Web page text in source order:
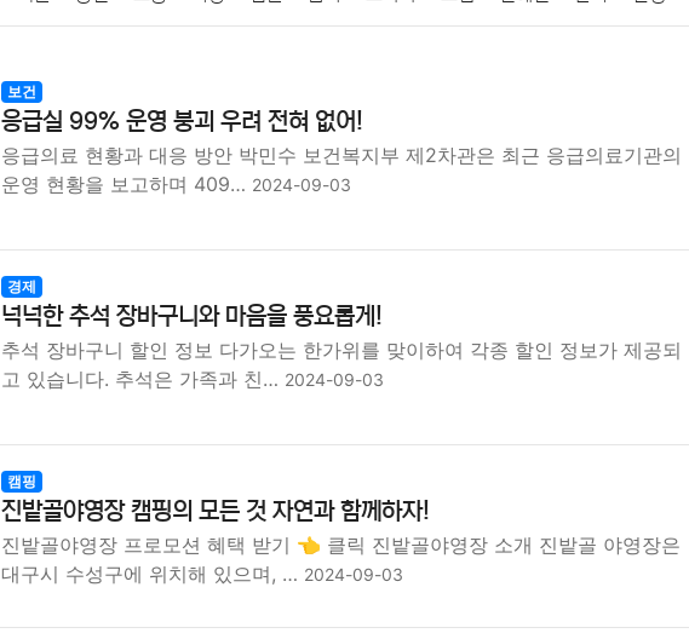
기술 종교 사회 정치 건강 의료
보건
응급실 99% 운영 붕괴 우려 전혀 없어!
응급의료 현황과 대응 방안 박민수 보건복지부 제2차관은 최근 응급의료기관의
운영 현황을 보고하며 409… 2024-09-03
경제
넉넉한 추석 장바구니와 마음을 풍요롭게!
추석 장바구니 할인 정보 다가오는 한가위를 맞이하여 각종 할인 정보가 제공되
고 있습니다. 추석은 가족과 친… 2024-09-03
캠핑
진밭골야영장 캠핑의 모든 것 자연과 함께하자!
진밭골야영장 프로모션 혜택 받기 👈 클릭 진밭골야영장 소개 진밭골 야영장은
대구시 수성구에 위치해 있으며, … 2024-09-03